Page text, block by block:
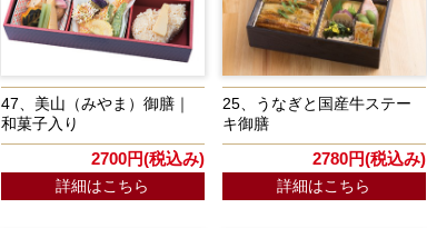
47、美山（みやま）御膳｜
和菓子入り
2700円(税込み)
詳細はこちら
25、うなぎと国産牛ステー
キ御膳
2780円(税込み)
詳細はこちら